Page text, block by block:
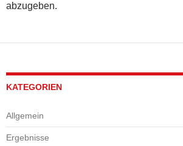
abzugeben.
KATEGORIEN
Allgemein
Ergebnisse